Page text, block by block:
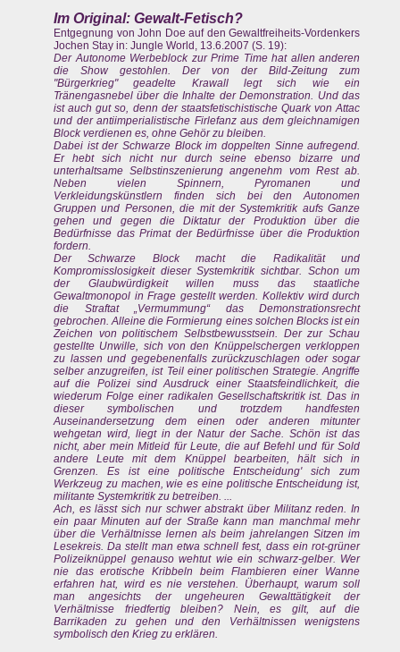
Im Original: Gewalt-Fetisch?
Entgegnung von John Doe auf den Gewaltfreiheits-Vordenkers
Jochen Stay in: Jungle World, 13.6.2007 (S. 19):
Der Autonome Werbeblock zur Prime Time hat allen anderen
die Show gestohlen. Der von der Bild-Zeitung zum
"Bürgerkrieg" geadelte Krawall legt sich wie ein
Tränengasnebel über die Inhalte der Demonstration. Und das
ist auch gut so, denn der staatsfetischistische Quark von Attac
und der antiimperialistische Firlefanz aus dem gleichnamigen
Block verdienen es, ohne Gehör zu bleiben.
Dabei ist der Schwarze Block im doppelten Sinne aufregend.
Er hebt sich nicht nur durch seine ebenso bizarre und
unterhaltsame Selbstinszenierung angenehm vom Rest ab.
Neben vielen Spinnern, Pyromanen und
Verkleidungskünstlern finden sich bei den Autonomen
Gruppen und Personen, die mit der Systemkritik aufs Ganze
gehen und gegen die Diktatur der Produktion über die
Bedürfnisse das Primat der Bedürfnisse über die Produktion
fordern.
Der Schwarze Block macht die Radikalität und
Kompromisslosigkeit dieser Systemkritik sichtbar. Schon um
der Glaubwürdigkeit willen muss das staatliche
Gewaltmonopol in Frage gestellt werden. Kollektiv wird durch
die Straftat „Vermummung“ das Demonstrationsrecht
gebrochen. Alleine die Formierung eines solchen Blocks ist ein
Zeichen von politischem Selbstbewusstsein. Der zur Schau
gestellte Unwille, sich von den Knüppelschergen verkloppen
zu lassen und gegebenenfalls zurückzuschlagen oder sogar
selber anzugreifen, ist Teil einer politischen Strategie. Angriffe
auf die Polizei sind Ausdruck einer Staatsfeindlichkeit, die
wiederum Folge einer radikalen Gesellschaftskritik ist. Das in
dieser symbolischen und trotzdem handfesten
Auseinandersetzung dem einen oder anderen mitunter
wehgetan wird, liegt in der Natur der Sache. Schön ist das
nicht, aber mein Mitleid für Leute, die auf Befehl und für Sold
andere Leute mit dem Knüppel bearbeiten, hält sich in
Grenzen. Es ist eine politische Entscheidung' sich zum
Werkzeug zu machen, wie es eine politische Entscheidung ist,
militante Systemkritik zu betreiben. ...
Ach, es lässt sich nur schwer abstrakt über Militanz reden. In
ein paar Minuten auf der Straße kann man manchmal mehr
über die Verhältnisse lernen als beim jahrelangen Sitzen im
Lesekreis. Da stellt man etwa schnell fest, dass ein rot-grüner
Polizeiknüppel genauso wehtut wie ein schwarz-gelber. Wer
nie das erotische Kribbeln beim Flambieren einer Wanne
erfahren hat, wird es nie verstehen. Überhaupt, warum soll
man angesichts der ungeheuren Gewalttätigkeit der
Verhältnisse friedfertig bleiben? Nein, es gilt, auf die
Barrikaden zu gehen und den Verhältnissen wenigstens
symbolisch den Krieg zu erklären.